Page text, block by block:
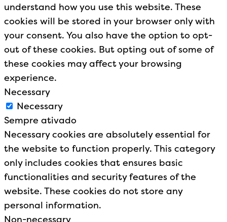
understand how you use this website. These
cookies will be stored in your browser only with
your consent. You also have the option to opt-
out of these cookies. But opting out of some of
these cookies may affect your browsing
experience.
Necessary
Necessary
Sempre ativado
Necessary cookies are absolutely essential for
the website to function properly. This category
only includes cookies that ensures basic
functionalities and security features of the
website. These cookies do not store any
personal information.
Non-necessary